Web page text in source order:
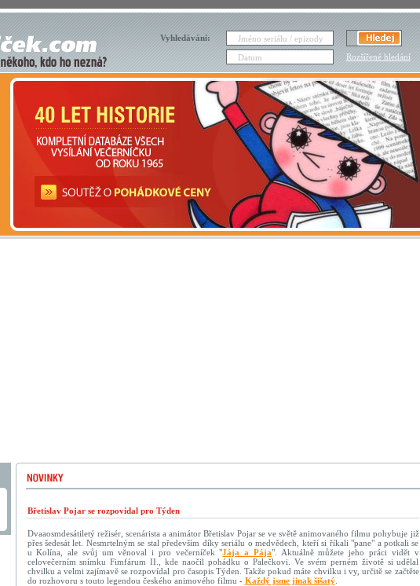
Vyhledávání:
Rozšířené hledání
Břetislav Pojar se rozpovídal pro Týden
Dvaaosmdesátiletý režisér, scenárista a animátor Břetislav Pojar se ve světě animovaného filmu pohybuje již
přes šedesát let. Nesmrtelným se stal především díky seriálu o medvědech, kteří si říkali "pane" a potkali se
u Kolína, ale svůj um věnoval i pro večerníček "Jája a Pája". Aktuálně můžete jeho práci vidět v
celovečerním snímku Fimfárum II., kde naočil pohádku o Palečkovi. Ve svém perném životě si udělal
chvilku a velmi zajímavě se rozpovídal pro časopis Týden. Takže pokud máte chvilku i vy, určitě se začtěte
do rozhovoru s touto legendou českého animového filmu - Každý jsme jinak šišatý.